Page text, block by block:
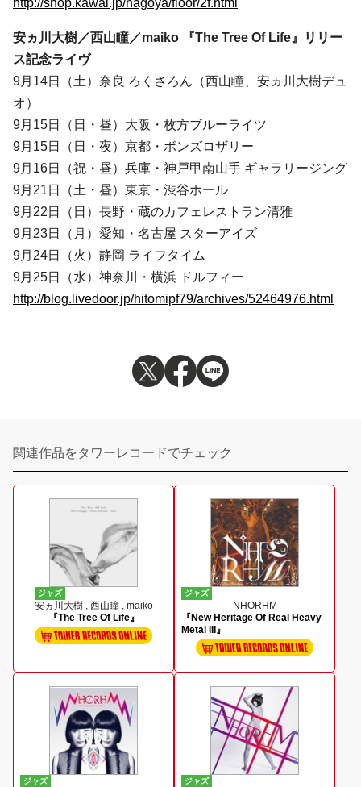
http://shop.kawai.jp/nagoya/floor/2f.html
安ヵ川大樹／西山瞳／maiko 『The Tree Of Life』リリー
ス記念ライヴ
9月14日（土）奈良 ろくさろん（西山瞳、安ヵ川大樹デュ
オ）
9月15日（日・昼）大阪・枚方ブルーライツ
9月15日（日・夜）京都・ボンズロザリー
9月16日（祝・昼）兵庫・神戸甲南山手 ギャラリージング
9月21日（土・昼）東京・渋谷ホール
9月22日（日）長野・蔵のカフェレストラン清雅
9月23日（月）愛知・名古屋 スターアイズ
9月24日（火）静岡 ライフタイム
9月25日（水）神奈川・横浜 ドルフィー
http://blog.livedoor.jp/hitomipf79/archives/52464976.html
関連作品をタワーレコードでチェック
ジャズ
安ヵ川大樹 , 西山瞳 , maiko
『The Tree Of Life』
ジャズ
NHORHM
『New Heritage Of Real Heavy
Metal III』
ジャズ ジャズ